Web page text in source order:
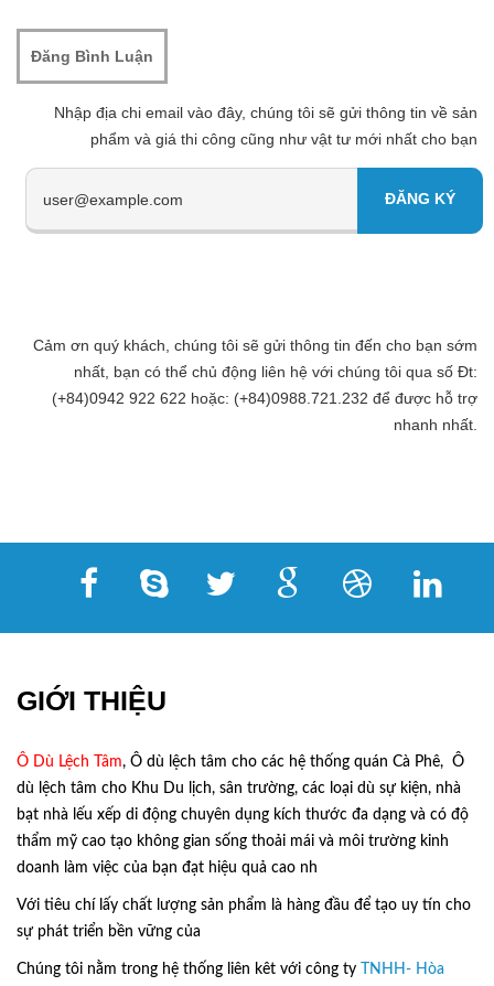
Nhập địa chi email vào đây, chúng tôi sẽ gửi thông tin về sản
phẩm và giá thi công cũng như vật tư mới nhất cho bạn
Cảm ơn quý khách, chúng tôi sẽ gửi thông tin đến cho bạn sớm
nhất, bạn có thể chủ động liên hệ với chúng tôi qua số Đt:
(+84)0942 922 622 hoặc: (+84)0988.721.232 để được hỗ trợ
nhanh nhất.
GIỚI THIỆU
Ô Dù Lệch Tâm, Ô dù lệch tâm cho các hệ thống quán Cà Phê, Ô
dù lệch tâm cho Khu Du lịch, sân trường, các loại dù sự kiện, nhà
bạt nhà lếu xếp di động chuyên dụng kích thước đa dạng và có độ
thẩm mỹ cao tạo không gian sống thoải mái và môi trường kinh
doanh làm việc của bạn đạt hiệu quả cao nh
Với tiêu chí lấy chất lượng sản phẩm là hàng đầu để tạo uy tín cho
sự phát triển bền vững của
Chúng tôi nằm trong hệ thống liên kêt với công ty TNHH- Hòa